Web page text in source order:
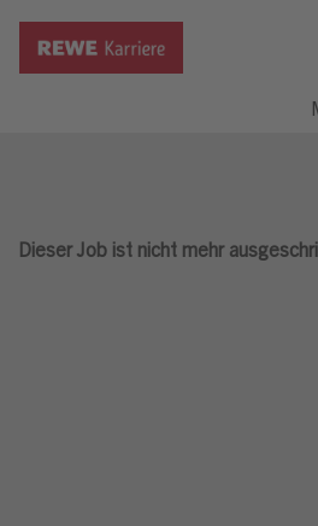
Dieser Job ist nicht mehr